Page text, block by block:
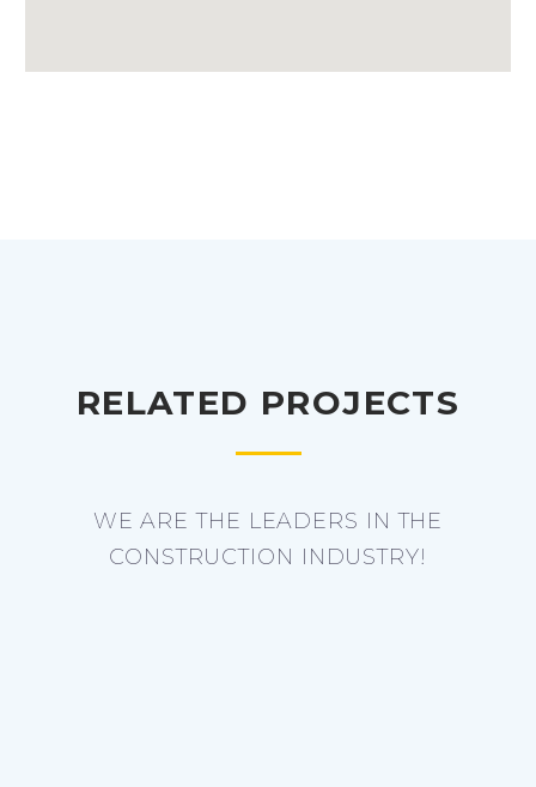
RELATED PROJECTS
WE ARE THE LEADERS IN THE
CONSTRUCTION INDUSTRY!